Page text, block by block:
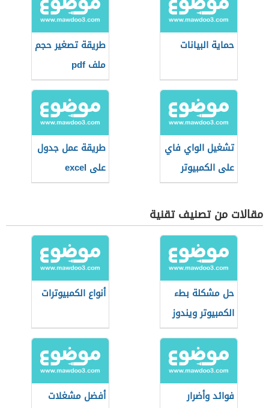
حماية البيانات
طريقة تصغير حجم
ملف pdf
تشغيل الواي فاي
على الكمبيوتر
طريقة عمل جدول
على excel
مقالات من تصنيف تقنية
حل مشكلة بطء
الكمبيوتر ويندوز
10
أنواع الكمبيوترات
فوائد وأضرار
أفضل مشغلات